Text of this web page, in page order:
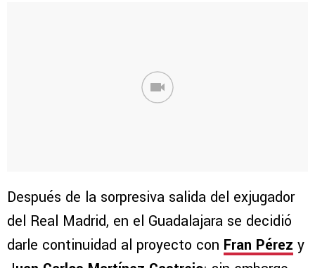
Después de la sorpresiva salida del exjugador
del Real Madrid, en el Guadalajara se decidió
darle continuidad al proyecto con Fran Pérez y